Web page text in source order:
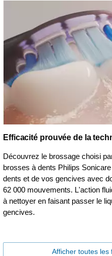
Efficacité prouvée de la
Découvrez le brossage choisi
brosses à dents Philips
dents et de vos gencives avec
62 000 mouvements. L'action
à nettoyer en faisant passer le
gencives.
Afficher toutes les